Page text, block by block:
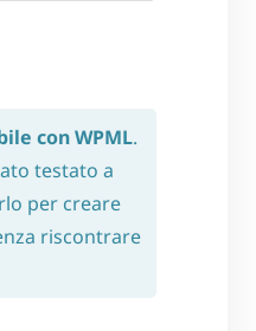
con WPML.
testato a
per creare
riscontrare